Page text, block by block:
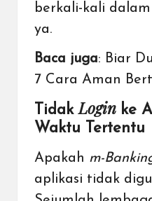
berkali-kali
ya.
Baca juga: Biar
7 Cara Aman
TidakLogin ke
Waktu Tertentu
Apakah m-
aplikasi tidak